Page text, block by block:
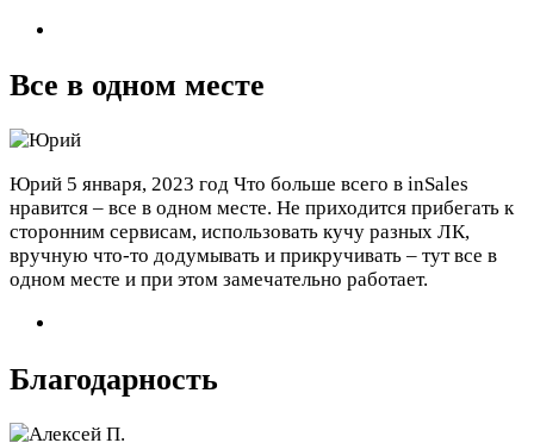
Все в одном месте
Юрий 5 января, 2023 год Что больше всего в inSales
нравится – все в одном месте. Не приходится прибегать к
сторонним сервисам, использовать кучу разных ЛК,
вручную что-то додумывать и прикручивать – тут все в
одном месте и при этом замечательно работает.
Благодарность